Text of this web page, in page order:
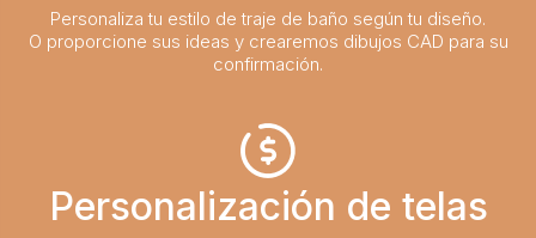
Personaliza tu estilo de traje de baño según tu diseño.
O proporcione sus ideas y crearemos dibujos CAD para su
confirmación.
Personalización de telas